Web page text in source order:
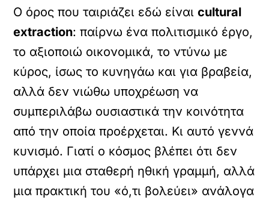
Ο όρος που ταιριάζει εδώ είναιcultural
extraction: παίρνω ένα πολιτισμικό έργο,
το αξιοποιώ οικονομικά, το ντύνω με
κύρος, ίσως το κυνηγάω και για βραβεία,
αλλά δεν νιώθω υποχρέωση να
συμπεριλάβω ουσιαστικά την κοινότητα
από την οποία προέρχεται. Κι αυτό γεννά
κυνισμό. Γιατί ο κόσμος βλέπει ότι δεν
υπάρχει μια σταθερή ηθική γραμμή, αλλά
μια πρακτική του «ό,τι βολεύει» ανάλογα